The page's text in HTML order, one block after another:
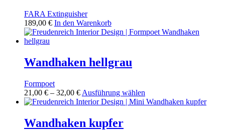
FARA Extinguisher
189,00 € In den Warenkorb
Wandhaken hellgrau
Formpoet
21,00 € – 32,00 €Preisspanne:
21,00 €
32,00 €
Ausführung wählen
Produkt
Wandhaken kupfer